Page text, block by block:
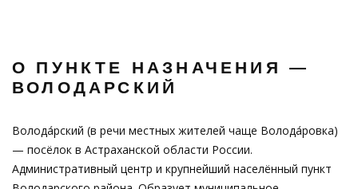
О ПУНКТЕ НАЗНАЧЕНИЯ —
ВОЛОДАРСКИЙ
Волода́рский (в речи местных жителей чаще Волода́ровка)
— посёлок в Астраханской области России.
Административный центр и крупнейший населённый пункт